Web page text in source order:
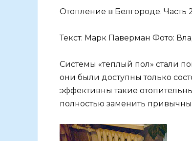
Отопление в Белгороде. Часть
Текст: Марк Паверман Фото:
Системы «теплый пол» стали
они были доступны только
эффективны такие
полностью заменить